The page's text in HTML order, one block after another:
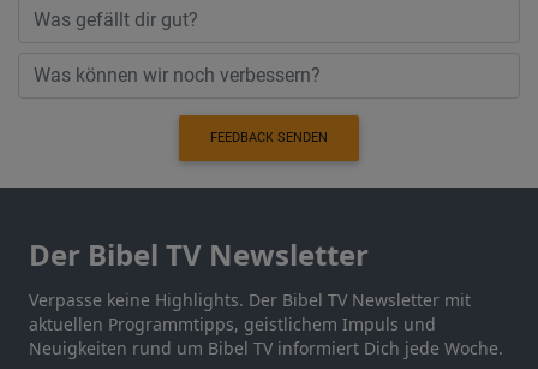
FEEDBACK SENDEN
Der Bibel TV Newsletter
Verpasse keine Highlights. Der Bibel TV Newsletter mit
aktuellen Programmtipps, geistlichem Impuls und
Neuigkeiten rund um Bibel TV informiert Dich jede Woche.